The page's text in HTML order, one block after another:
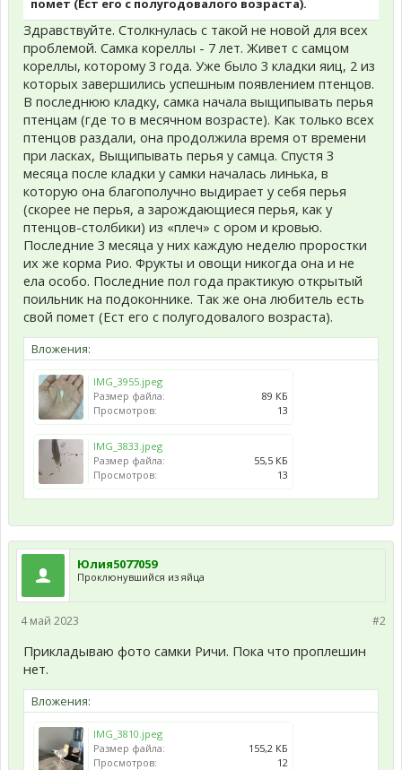
помет (Ест его с полугодовалого возраста).
Здравствуйте. Столкнулась с такой не новой для всех
проблемой. Самка кореллы - 7 лет. Живет с самцом
кореллы, которому 3 года. Уже было 3 кладки яиц, 2 из
которых завершились успешным появлением птенцов.
В последнюю кладку, самка начала выщипывать перья
птенцам (где то в месячном возрасте). Как только всех
птенцов раздали, она продолжила время от времени
при ласках, Выщипывать перья у самца. Спустя 3
месяца после кладки у самки началась линька, в
которую она благополучно выдирает у себя перья
(скорее не перья, а зарождающиеся перья, как у
птенцов-столбики) из «плеч» с ором и кровью.
Последние 3 месяца у них каждую неделю проростки
их же корма Рио. Фрукты и овощи никогда она и не
ела особо. Последние пол года практикую открытый
поильник на подоконнике. Так же она любитель есть
свой помет (Ест его с полугодовалого возраста).
Вложения:
IMG_3955.jpeg
Размер файла:
89 КБ
Просмотров:
13
IMG_3833.jpeg
Размер файла:
55,5 КБ
Просмотров:
13
Юлия5077059
Проклюнувшийся из яйца
#2
4 май 2023
Прикладываю фото самки Ричи. Пока что проплешин
нет.
Вложения:
IMG_3810.jpeg
Размер файла:
155,2 КБ
Просмотров:
12